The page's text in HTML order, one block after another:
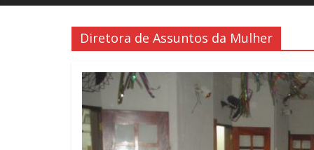
dos
Metroviários
do
Rio
Diretora de Assuntos da Mulher